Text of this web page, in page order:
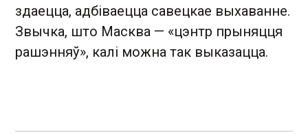
здаецца, адбіваецца савецкае выхаванне.
Звычка, што Масква — «цэнтр прыняцця
рашэнняў», калі можна так выказацца.